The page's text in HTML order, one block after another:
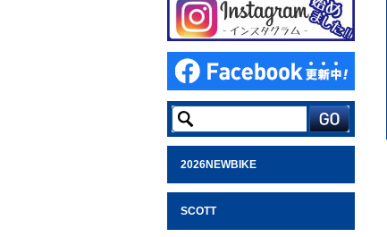
2026NEWBIKE
SCOTT